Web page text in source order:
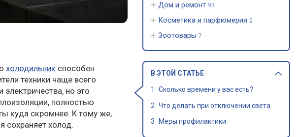
холодильник способен
техники чаще всего
но это
полностью
куда скромнее. К тому же,
сохраняет холод.
Дом и ремонт 93
Косметика и парфюмерия 2
Зоотовары 7
В ЭТОЙ СТАТЬЕ
Сколько времени у вас есть?
Что делать при отключении света
Меры профилактики